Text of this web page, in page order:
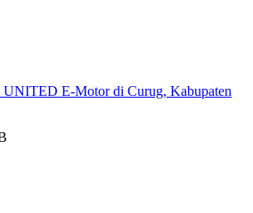
UNITED E-Motor di Curug, Kabupaten